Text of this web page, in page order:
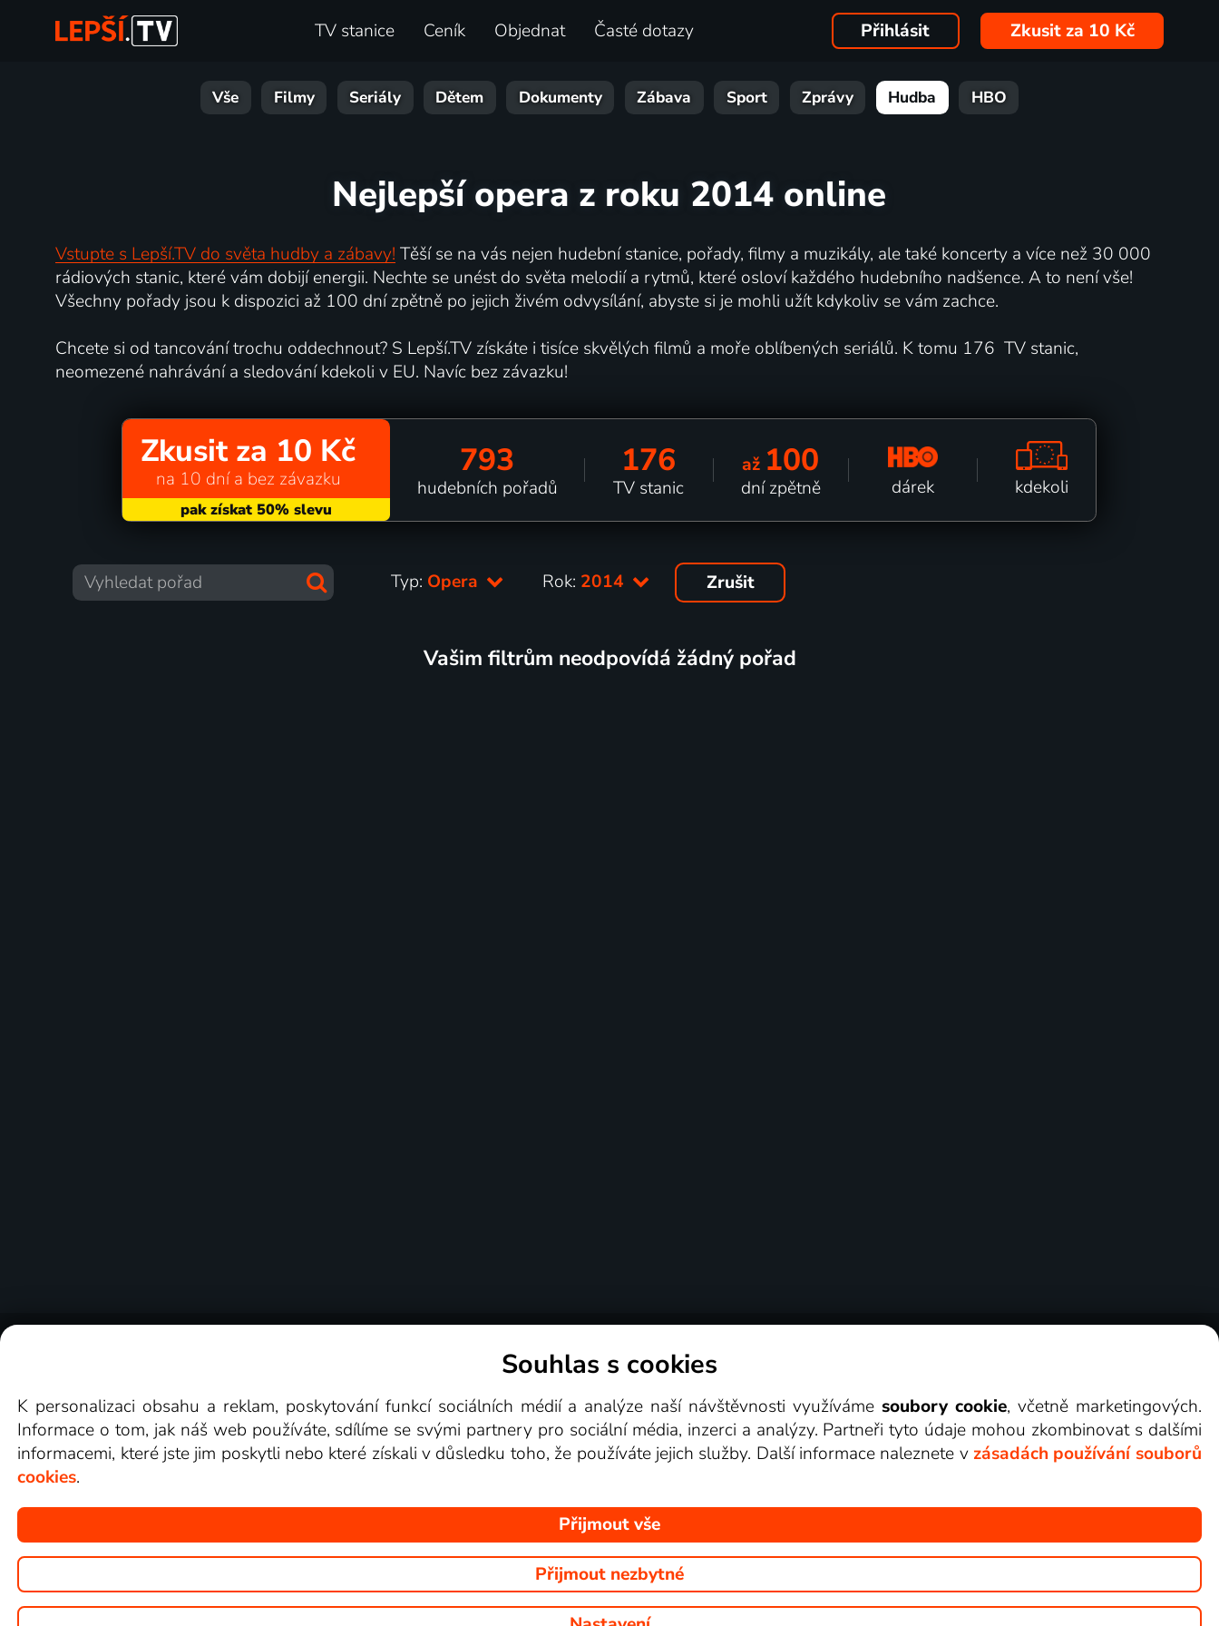
TV stanice Ceník Objednat Časté dotazy Přihlásit Zkusit za 10 Kč
Vše Filmy Seriály Dětem Dokumenty Zábava Sport Zprávy Hudba HBO
Nejlepší opera z roku 2014 online
Vstupte s Lepší.TV do světa hudby a zábavy! Těší se na vás nejen hudební stanice, pořady, filmy a muzikály, ale také koncerty a více než 30 000
rádiových stanic, které vám dobijí energii. Nechte se unést do světa melodií a rytmů, které osloví každého hudebního nadšence. A to není vše!
Všechny pořady jsou k dispozici až 100 dní zpětně po jejich živém odvysílání, abyste si je mohli užít kdykoliv se vám zachce.
Chcete si od tancování trochu oddechnout? S Lepší.TV získáte i tisíce skvělých filmů a moře oblíbených seriálů. K tomu 176 TV stanic,
neomezené nahrávání a sledování kdekoli v EU. Navíc bez závazku!
Zkusit za 10 Kč
na 10 dní a bez závazku 793
hudebních pořadů
176
TV stanic
až 100
dní zpětně dárek kdekoli
Typ: Opera Rok: 2014 Zrušit
Vašim filtrům neodpovídá žádný pořad
Videotéka
Copyright © goNET s.r.o. Na tomto webu jsou zobrazovány obrázky z pořadů TV stanic, které můžete sledovat v Lepší.TV.
Souhlas s cookies
K personalizaci obsahu a reklam, poskytování funkcí sociálních médií a analýze naší návštěvnosti využívámesoubory cookie, včetně marketingových.
Informace o tom, jak náš web používáte, sdílíme se svými partnery pro sociální média, inzerci a analýzy. Partneři tyto údaje mohou zkombinovat s dalšími
informacemi, které jste jim poskytli nebo které získali v důsledku toho, že používáte jejich služby. Další informace naleznete v zásadách používání souborů
cookies.
Přijmout vše
Přijmout nezbytné